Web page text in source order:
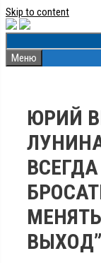
Skip to content
Меню
ЮРИЙ
ВЫХОД”